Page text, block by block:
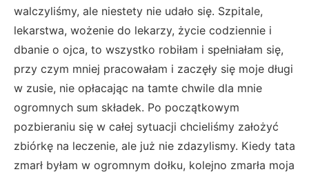
walczyliśmy, ale niestety nie udało się. Szpitale,
lekarstwa, wożenie do lekarzy, życie codziennie i
dbanie o ojca, to wszystko robiłam i spełniałam się,
przy czym mniej pracowałam i zaczęły się moje długi
w zusie, nie opłacając na tamte chwile dla mnie
ogromnych sum składek. Po początkowym
pozbieraniu się w całej sytuacji chcieliśmy założyć
zbiórkę na leczenie, ale już nie zdazylismy. Kiedy tata
zmarł byłam w ogromnym dołku, kolejno zmarła moja